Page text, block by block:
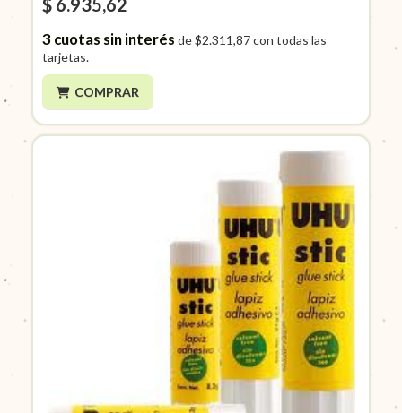
$ 6.935,62
3cuotas sin interés de$2.311,87con todas las
tarjetas.
COMPRAR